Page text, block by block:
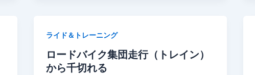
ライド＆トレーニング
ロードバイク集団走行（トレイン）
から千切れる